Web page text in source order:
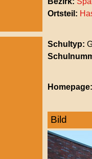
Ortsteil:
Schultyp:
Homepage
Bild